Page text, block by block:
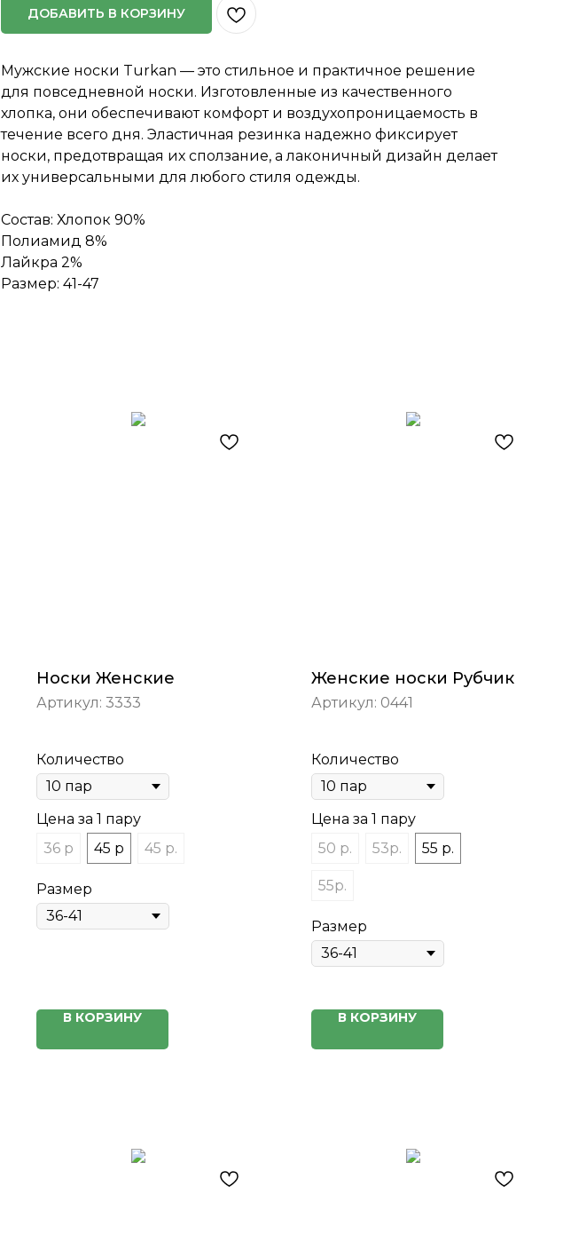
ДОБАВИТЬ В КОРЗИНУ
Мужские носки Turkan — это стильное и практичное решение
для повседневной носки. Изготовленные из качественного
хлопка, они обеспечивают комфорт и воздухопроницаемость в
течение всего дня. Эластичная резинка надежно фиксирует
носки, предотвращая их сползание, а лаконичный дизайн делает
их универсальными для любого стиля одежды.
Состав: Хлопок 90%
Полиамид 8%
Лайкра 2%
Размер: 41-47
Носки Женские
Артикул: 3333
Количество
Цена за 1 пару
36 р
45 р 45 р.
Размер
В КОРЗИНУ
Женские носки Рубчик
Артикул: 0441
Количество
Цена за 1 пару
50 р.
53р. 55 р.
55р.
Размер
В КОРЗИНУ